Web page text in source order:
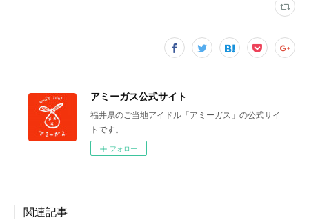
アミーガス公式サイト
福井県のご当地アイドル「アミーガス」の公式サイ
トです。
フォロー
関連記事